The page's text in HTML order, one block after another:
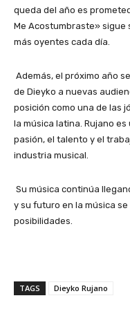
queda del año es
Me Acostumbraste» sigue
más oyentes cada día.
Además, el próximo año
de Dieyko a nuevas
posición como una de las
la música latina. Rujano
pasión, el talento y el
industria musical.
Su música continúa
y su futuro en la música
posibilidades.
TAGS Dieyko Rujano